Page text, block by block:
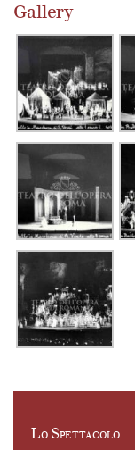
Gallery
Lo Spettacolo